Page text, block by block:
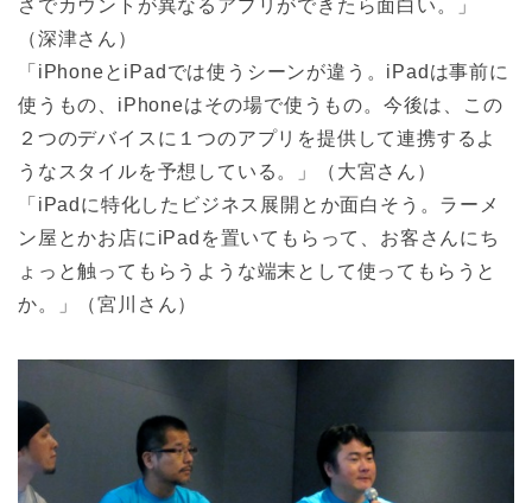
さでカウントが異なるアプリができたら面白い。」
（深津さん）
「iPhoneとiPadでは使うシーンが違う。iPadは事前に
使うもの、iPhoneはその場で使うもの。今後は、この
２つのデバイスに１つのアプリを提供して連携するよ
うなスタイルを予想している。」（大宮さん）
「iPadに特化したビジネス展開とか面白そう。ラーメ
ン屋とかお店にiPadを置いてもらって、お客さんにち
ょっと触ってもらうような端末として使ってもらうと
か。」（宮川さん）